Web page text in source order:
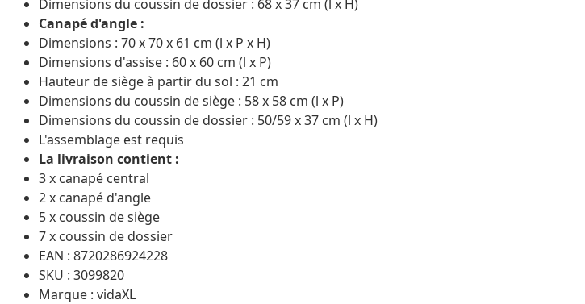
Dimensions du coussin de dossier : 68 x 37 cm (l x H)
Canapé d'angle :
Dimensions : 70 x 70 x 61 cm (l x P x H)
Dimensions d'assise : 60 x 60 cm (l x P)
Hauteur de siège à partir du sol : 21 cm
Dimensions du coussin de siège : 58 x 58 cm (l x P)
Dimensions du coussin de dossier : 50/59 x 37 cm (l x H)
L'assemblage est requis
La livraison contient :
3 x canapé central
2 x canapé d'angle
5 x coussin de siège
7 x coussin de dossier
EAN : 8720286924228
SKU : 3099820
Marque : vidaXL